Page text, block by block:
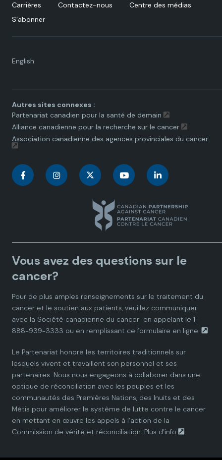
Carrières Contactez-nous
Centre des médias
S’abonner
English
Language
Autres sites connexes :
Partenariat canadien pour la santé de demain
Alliance canadienne pour la recherche sur le cancer
Association canadienne des agences provinciales du cancer
C
a
d
a
n
P
a
r
t
C
a
d
a
n
P
a
r
t
n
a
d
a
n
P
a
r
t
C
n
a
d
a
n
P
a
r
t
C
n
a
d
a
n
P
a
r
t
Vous avez des questions sur le
cancer?
Pour de plus amples renseignements sur le traitement du
cancer et le soutien aux patients, veuillez communiquer
avec la Société canadienne du cancer en appelant le 1-
888-939-3333 ou en remplissant ce formulaire en ligne.
Le Partenariat honore les territoires traditionnels sur
lesquels vivent et travaillent son personnel et ses
partenaires. Nous nous engageons à collaborer dans une
optique de réconciliation avec les peuples et les
communautés des Premières Nations, des Inuits et des
Métis pour améliorer le système de lutte contre le cancer
en mettant en œuvre les appels à l’action de la
Commission de vérité et réconciliation. Plus d’info .